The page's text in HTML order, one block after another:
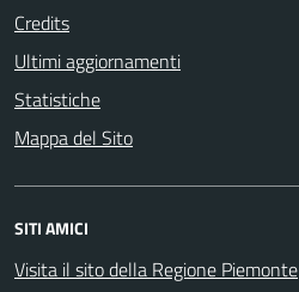
Credits
Ultimi aggiornamenti
Statistiche
Mappa del Sito
SITI AMICI
Visita il sito della Regione Piemonte